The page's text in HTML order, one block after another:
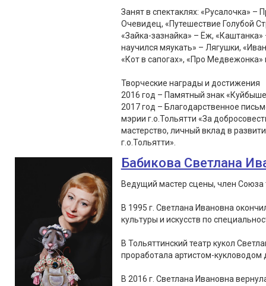
Занят в спектаклях: «Русалочка»
Очевидец, «Путешествие Голубой
«Зайка-зазнайка» – Ёж,
научился мяукать» – Лягушки,
«Кот в сапогах», «Про Медвежонка»
Творческие награды и достижения
2016 год – Памятный знак
2017 год – Благодарственное
мэрии г.о.Тольятти «За
мастерство, личный вклад в
г.о.Тольятти».
Бабикова Светлана
Ведущий мастер сцены, член Союза
В 1995 г. Светлана Ивановна
культуры и искусств по
В Тольяттинский театр кукол
проработала артистом-кукловодом
В 2016 г. Светлана Ивановна